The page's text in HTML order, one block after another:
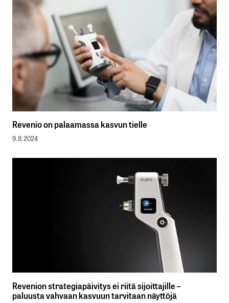
Revenio on palaamassa kasvun tielle
9.8.2024
Revenion strategiapäivitys ei riitä sijoittajille –
paluusta vahvaan kasvuun tarvitaan näyttöjä